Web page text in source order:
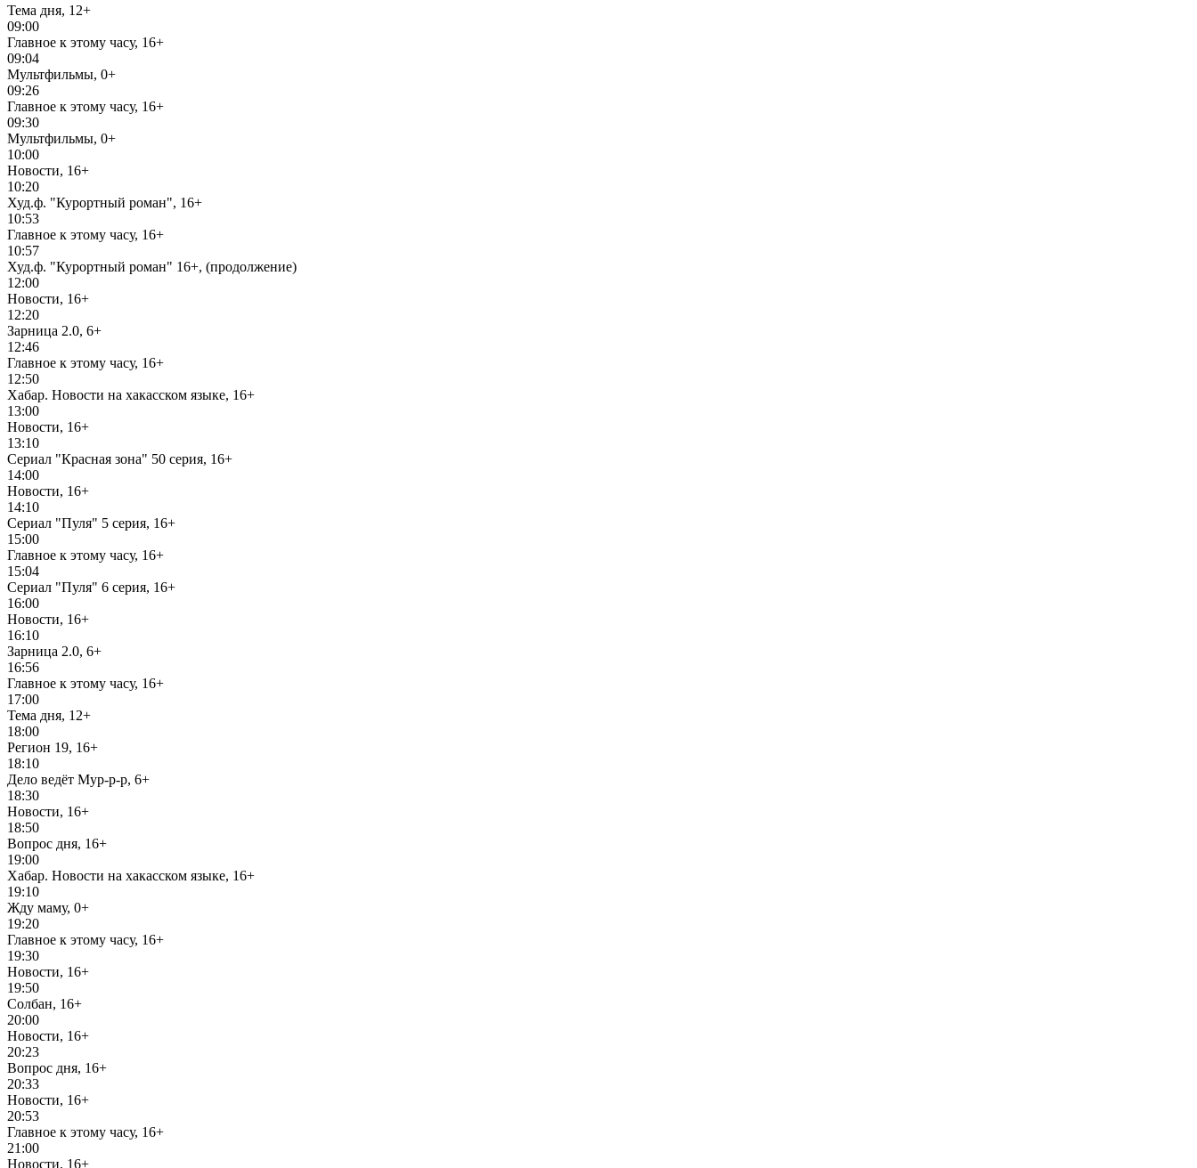
Тема дня, 12+
09:00
Главное к этому часу, 16+
09:04
Мультфильмы, 0+
09:26
Главное к этому часу, 16+
09:30
Мультфильмы, 0+
10:00
Новости, 16+
10:20
Худ.ф. "Курортный роман", 16+
10:53
Главное к этому часу, 16+
10:57
Худ.ф. "Курортный роман" 16+, (продолжение)
12:00
Новости, 16+
12:20
Зарница 2.0, 6+
12:46
Главное к этому часу, 16+
12:50
Хабар. Новости на хакасском языке, 16+
13:00
Новости, 16+
13:10
Сериал "Красная зона" 50 серия, 16+
14:00
Новости, 16+
14:10
Сериал "Пуля" 5 серия, 16+
15:00
Главное к этому часу, 16+
15:04
Сериал "Пуля" 6 серия, 16+
16:00
Новости, 16+
16:10
Зарница 2.0, 6+
16:56
Главное к этому часу, 16+
17:00
Тема дня, 12+
18:00
Регион 19, 16+
18:10
Дело ведёт Мур-р-р, 6+
18:30
Новости, 16+
18:50
Вопрос дня, 16+
19:00
Хабар. Новости на хакасском языке, 16+
19:10
Жду маму, 0+
19:20
Главное к этому часу, 16+
19:30
Новости, 16+
19:50
Солбан, 16+
20:00
Новости, 16+
20:23
Вопрос дня, 16+
20:33
Новости, 16+
20:53
Главное к этому часу, 16+
21:00
Новости, 16+